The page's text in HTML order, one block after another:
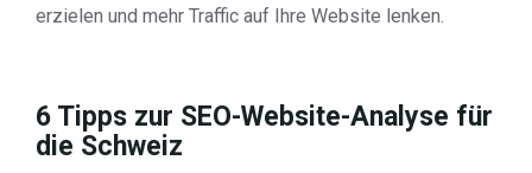
erzielen und mehr Traffic auf Ihre Website lenken.
6 Tipps zur SEO-Website-Analyse für
die Schweiz